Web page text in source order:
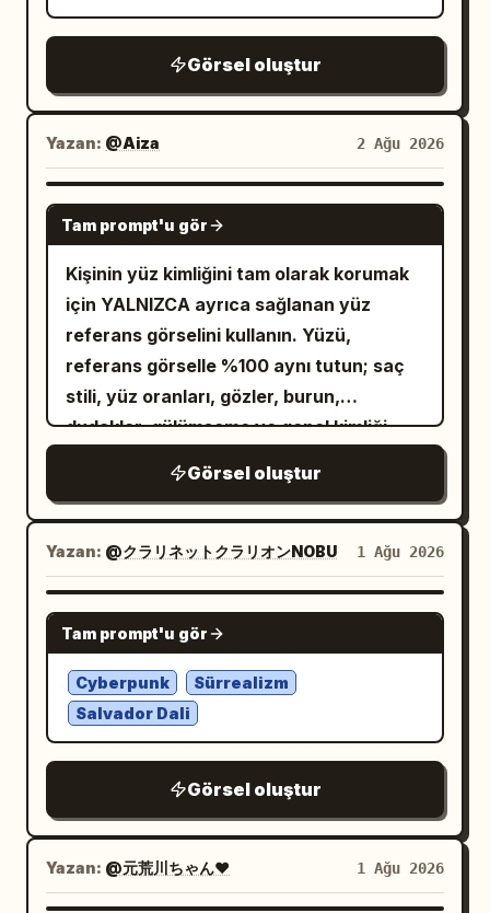
plan, lüks sokak modası estetiği, üst
düzey moda kampanyası, temiz
kompozisyon, doğal cilt tonları, gerçekçi
boy çekim, 85mm lens, fotogerçekçi,
ultra detaylı, sinematik aydınlatma,
Görsel oluştur
Yazan: @Aiza 2 Ağu 2026
NANO BANANA PRO
Tam prompt'u gör
Kişinin yüz kimliğini tam olarak korumak
için YALNIZCA ayrıca sağlanan yüz
referans görselini kullanın. Yüzü,
referans görselle %100 aynı tutun; saç
stili, yüz oranları, gözler, burun,
dudaklar, gülümseme ve genel kimliği
hiçbir yaratıcı değişiklik yapmadan, insan
gücünün yettiği en yakın şekilde yeniden
oluşturun.
renkli bir dış mekan çizgi film duvar
resminin yanında duran genç bir kadın
. Üzerinde
beyaz bir crop top üzerine giyilmiş açık
mavi büyük beden çizgili bir gömlek,
bol krem rengi jogger pantolon, beyaz
spor ayakkabılar ve uyumlu mavi bir
omuz çantası
var. Sol kolu, tıpkı referanstaki gibi duvar
resmine dokunacak şekilde havada, sağ
eli ise doğal bir şekilde cebinin içinde
pozisyonu, ayak yerleşimi, kol açısı,
Görsel oluştur
Yazan: @クラリネットクラリオンNOBU 1 Ağu 2026
NANO BANANA PRO
Tam prompt'u gör
Cyberpunk
Sürrealizm
Salvador Dali
Görsel oluştur
Yazan: @元荒川ちゃん❤ 1 Ağu 2026